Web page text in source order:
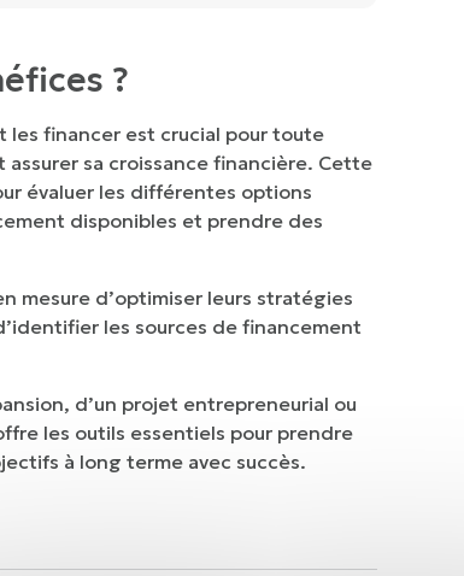
?
les financer est crucial pour toute
sa croissance financière. Cette
évaluer les différentes options
disponibles et prendre des
mesure d’optimiser leurs stratégies
les sources de financement
d’un projet entrepreneurial ou
les outils essentiels pour prendre
à long terme avec succès.